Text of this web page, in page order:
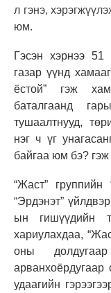
л гэнэ,
юм.
Гэсэн хэрнээ 51
газар үүнд
ёстой” гэж
баталгаанд
тушаалтнууд,
нэг ч үг
байгаа юм бэ? гэж
“Жаст” группийн
“Эрдэнэт”
ын гишүүдийн
хариулахдаа,
оны
удаагийн